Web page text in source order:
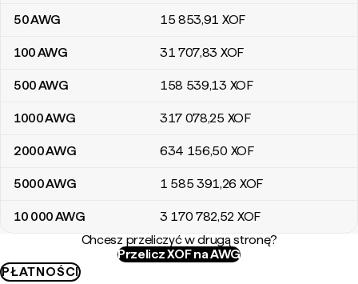
50AWG 15 853,91 XOF
100AWG 31 707,83 XOF
500AWG 158 539,13 XOF
1000AWG 317 078,25 XOF
2000AWG 634 156,50 XOF
5000AWG 1 585 391,26 XOF
10 000AWG 3 170 782,52 XOF
Chcesz przeliczyć w drugą stronę?
Przelicz XOF na AWG
PŁATNOŚCI